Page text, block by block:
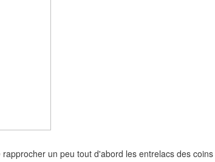
un peu tout d'abord les entrelacs des coins